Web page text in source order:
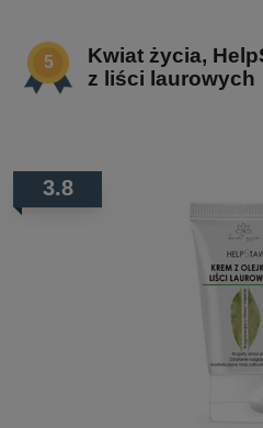
Kwiat życia,
z liści laurowych
3.8